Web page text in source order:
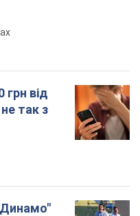
грн від
так з